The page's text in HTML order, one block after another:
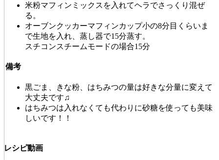
米粉マフィンミックスを入れてヘラでさっくり混ぜ
る。
オーブンクッカーマフィンカップ小の8分目くらいま
で生地を入れ、蒸し器で15分蒸す。
スチコンスチームモードの場合15分
備考
黒ごま、きな粉、はちみつの量は好きな分量に変えて
大丈夫です♫
はちみつは入れなくても代わりに砂糖を使っても美味
しいです！！
レシピ動画